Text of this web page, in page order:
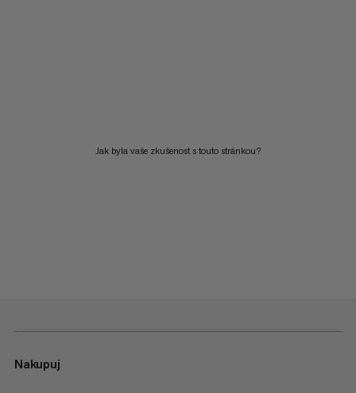
Jak byla vaše zkušenost s touto stránkou?
Nakupuj